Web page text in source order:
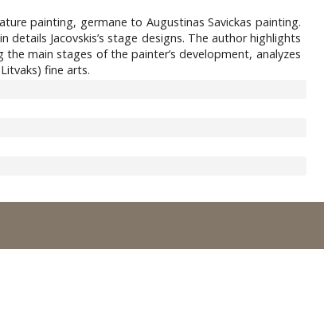
painting, germane to Augustinas Savickas painting.
Jacovskis’s stage designs. The author highlights
main stages of the painter’s development, analyzes
fine arts.